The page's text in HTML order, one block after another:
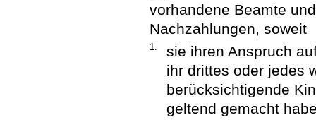
vorhandene Beamte
Nachzahlungen, soweit
1.
sie ihren Anspruch
ihr drittes oder jedes
berücksichtigende
geltend gemacht